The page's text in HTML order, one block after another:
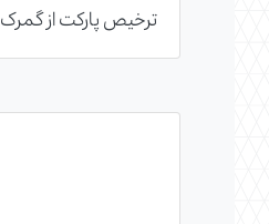
ترخیص پارکت از گمرک